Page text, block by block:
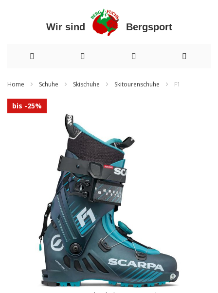
Wir sind Bergsport
Inhalt
Home Schuhe Skischuhe Skitourenschuhe F1
Zum
Ende
bis -25%